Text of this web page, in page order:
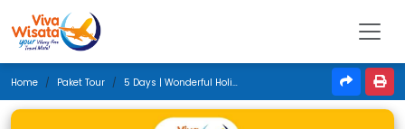
Home Paket Tour 5 Days | Wonderful Holiday In Hainan | April 2025 | Jakarta